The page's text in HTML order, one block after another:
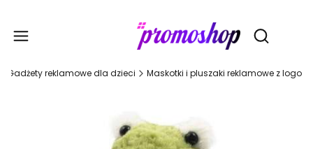
Otwórz
Gadżety reklamowe dla dzieci Maskotki i pluszaki reklamowe z logo